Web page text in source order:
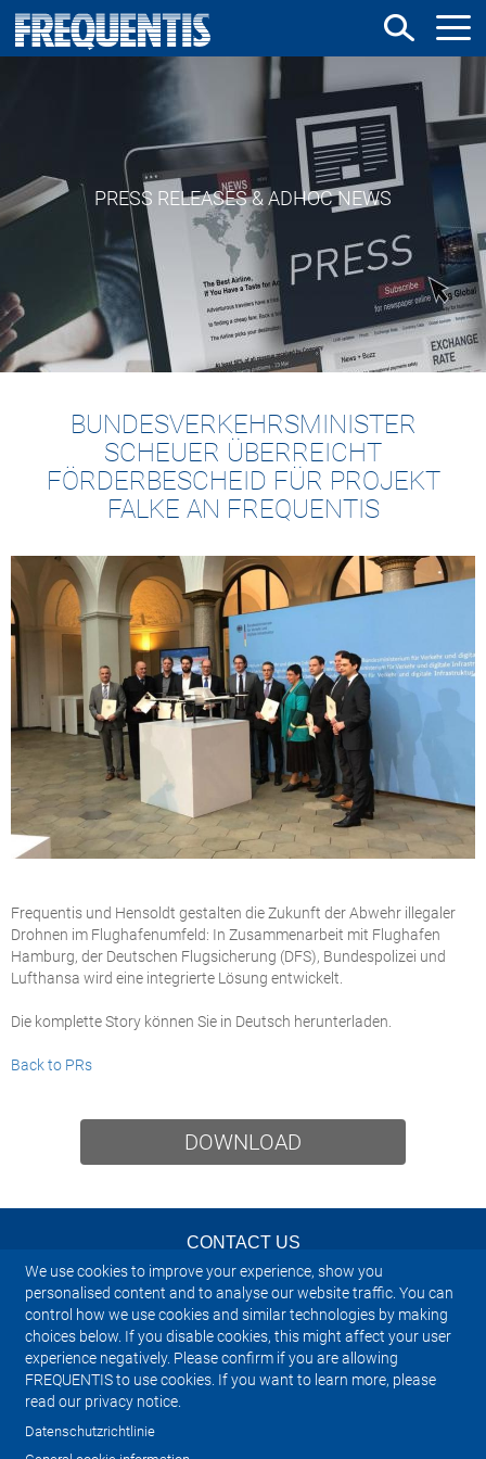
Direkt
zum
Inhalt
We use cookies to improve your experience, show you
personalised content and to analyse our website traffic. You can
control how we use cookies and similar technologies by making
choices below. If you disable cookies, this might affect your user
experience negatively. Please confirm if you are allowing
FREQUENTIS to use cookies. If you want to learn more, please
read our privacy notice.
Datenschutzrichtlinie
PRESS RELEASES & ADHOC NEWS
BUNDESVERKEHRSMINISTER
SCHEUER ÜBERREICHT
FÖRDERBESCHEID FÜR PROJEKT
FALKE AN FREQUENTIS
Frequentis und Hensoldt gestalten die Zukunft der Abwehr illegaler
Drohnen im Flughafenumfeld: In Zusammenarbeit mit Flughafen
Hamburg, der Deutschen Flugsicherung (DFS), Bundespolizei und
Lufthansa wird eine integrierte Lösung entwickelt.
Die komplette Story können Sie in Deutsch herunterladen.
Back to PRs
DOWNLOAD
CONTACT US
NEWSLETTER
IMPRINT
SITEMAP